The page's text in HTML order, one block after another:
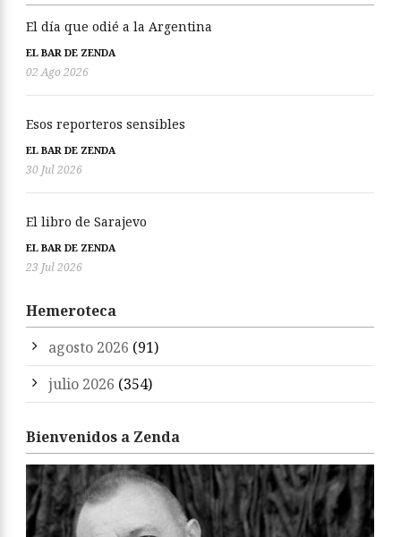
El día que odié a la Argentina
EL BAR DE ZENDA
02 Ago 2026
Esos reporteros sensibles
EL BAR DE ZENDA
30 Jul 2026
El libro de Sarajevo
EL BAR DE ZENDA
23 Jul 2026
Hemeroteca
agosto 2026 (91)
julio 2026 (354)
Bienvenidos a Zenda